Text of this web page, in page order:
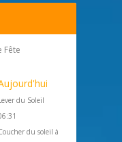
Fête
du Soleil
du soleil à